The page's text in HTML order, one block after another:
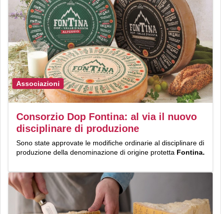
Associazioni
Consorzio Dop Fontina: al via il nuovo
disciplinare di produzione
Sono state approvate le modifiche ordinarie al disciplinare di
produzione della denominazione di origine protetta Fontina.